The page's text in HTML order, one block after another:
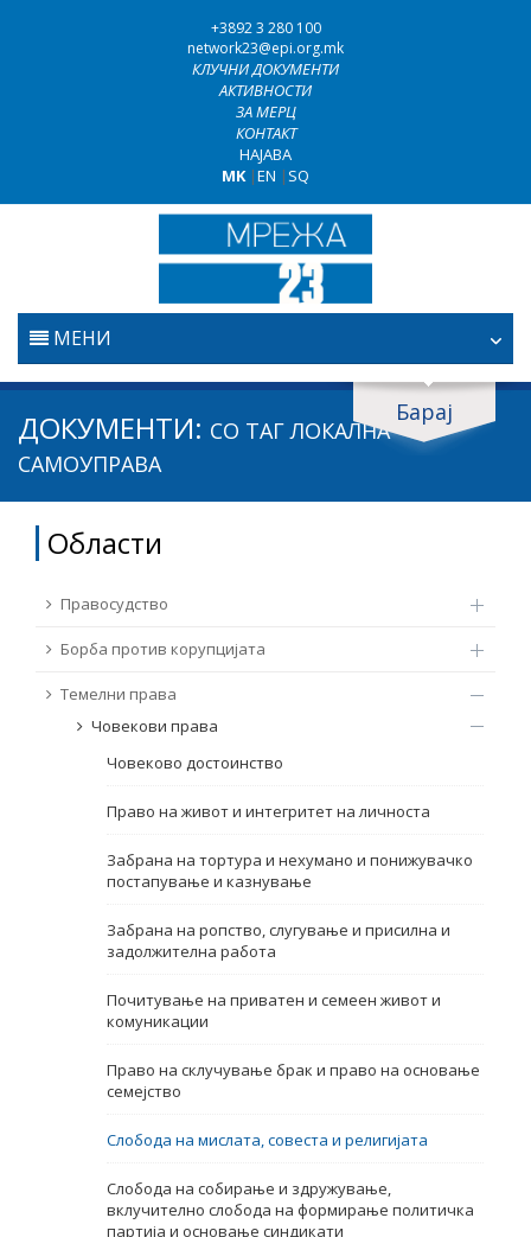
+3892 3 280 100
network23@epi.org.mk
КЛУЧНИ ДОКУМЕНТИ
АКТИВНОСТИ
ЗА МЕРЦ
КОНТАКТ
НАЈАВА
MK|EN | SQ
МЕНИ
ПОЧЕТНА
ПРАВОСУДСТВО
БОРБА ПРОТИВ КОРУПЦИЈАТА
ТЕМЕЛНИ ПРАВА
Барај
Барај документи
Барај
Област / подрачје
Извор
Од Мрежа 23
Датум на објавување
Име, опис или клучен збор
ДОКУМЕНТИ: СО ТАГЛОКАЛНА
САМОУПРАВА
Области
Правосудство
Борба против корупцијата
Темелни права
Човекови права
Човеково достоинство
Право на живот и интегритет на личноста
Забрана на тортура и нехумано и понижувачко
постапување и казнување
Забрана на ропство, слугување и присилна и
задолжителна работа
Почитување на приватен и семеен живот и
комуникации
Право на склучување брак и право на основање
семејство
Слобода на мислата, совеста и религијата
Слобода на собирање и здружување,
вклучително слобода на формирање политичка
партија и основање синдикати